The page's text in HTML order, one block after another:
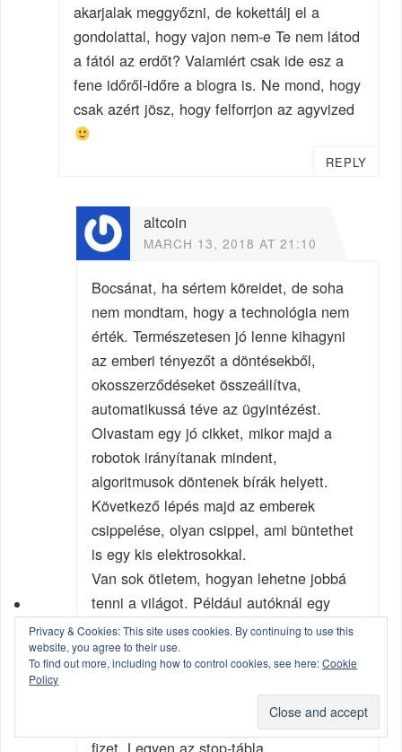
akarjalak meggyőzni, de kokettálj el a
gondolattal, hogy vajon nem-e Te nem látod
a fától az erdőt? Valamiért csak ide esz a
fene időről-időre a blogra is. Ne mond, hogy
csak azért jösz, hogy felforrjon az agyvized
REPLY
altcoin
MARCH 13, 2018 AT 21:10
Bocsánat, ha sértem köreidet, de soha
nem mondtam, hogy a technológia nem
érték. Természetesen jó lenne kihagyni
az emberi tényezőt a döntésekből,
okosszerződéseket összeállítva,
automatikussá téve az ügyintézést.
Olvastam egy jó cikket, mikor majd a
robotok irányítanak mindent,
algoritmusok döntenek bírák helyett.
Következő lépés majd az emberek
csippelése, olyan csippel, ami büntethet
is egy kis elektrosokkal.
Van sok ötletem, hogyan lehetne jobbá
tenni a világot. Például autóknál egy
GPS -es követőrendszer az autókba, ami
csak teli bankkártyával indul,
szabálysértés esetén automatikusan
leveszi a büntetést. Nem lenne szükség
közlekedési rendőrökre, aki hibázott,
fizet. Legyen az stop-tábla,
Privacy & Cookies: This site uses cookies. By continuing to use this
website, you agree to their use.
To find out more, including how to control cookies, see here:Cookie
Policy